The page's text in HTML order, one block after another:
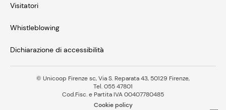
Visitatori
Whistleblowing
Dichiarazione di accessibilità
© Unicoop Firenze sc, Via S. Reparata 43, 50129 Firenze,
Tel. 055 47801
Cod.Fisc. e Partita IVA 00407780485
Cookie policy